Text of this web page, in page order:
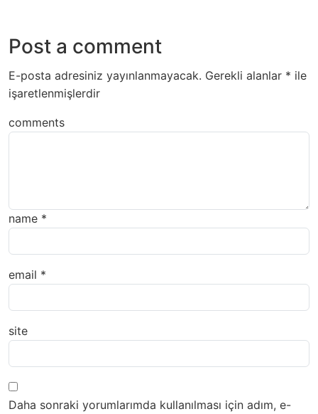
Post a comment
E-posta adresiniz yayınlanmayacak. Gerekli alanlar * ile
işaretlenmişlerdir
comments
name *
email *
site
Daha sonraki yorumlarımda kullanılması için adım, e-